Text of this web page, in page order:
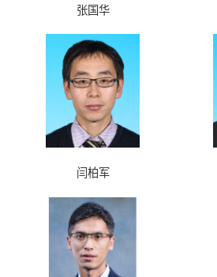
张国华
闫柏军